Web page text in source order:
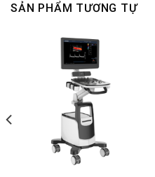
SẢN PHẨM TƯƠNG TỰ